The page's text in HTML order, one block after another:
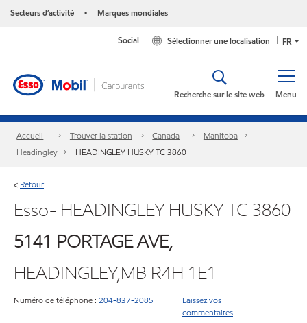
Secteurs d’activité • Marques mondiales
FR
Sélectionner une localisation
Social
Menu
Recherche sur le site web
Accueil Trouver la station Canada
Manitoba
Headingley
HEADINGLEY HUSKY TC 3860
< Retour
Esso- HEADINGLEY HUSKY TC 3860
5141 PORTAGE AVE,
HEADINGLEY,MB R4H 1E1
Numéro de téléphone : 204-837-2085
Laissez vos
commentaires